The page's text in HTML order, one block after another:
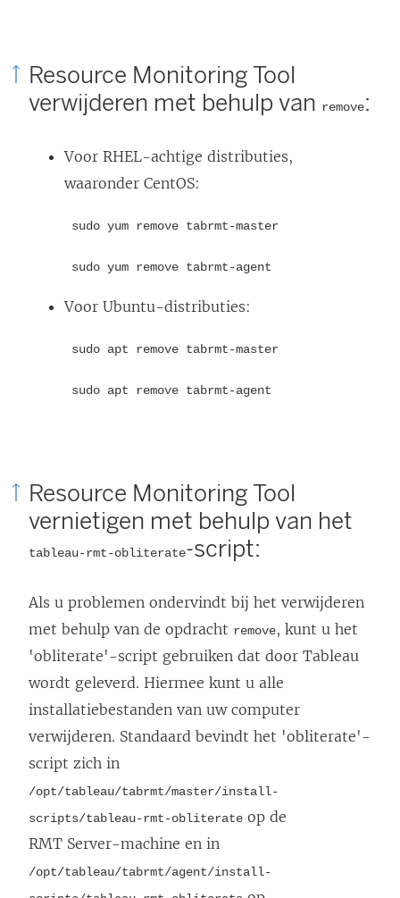
Resource Monitoring Tool
verwijderen met behulp van remove:
Voor RHEL-achtige distributies,
waaronder CentOS:
sudo yum remove tabrmt-master
sudo yum remove tabrmt-agent
Voor Ubuntu-distributies:
sudo apt remove tabrmt-master
sudo apt remove tabrmt-agent
Resource Monitoring Tool
vernietigen met behulp van het
tableau-rmt-obliterate-script:
Als u problemen ondervindt bij het verwijderen
met behulp van de opdracht remove, kunt u het
'obliterate'-script gebruiken dat door Tableau
wordt geleverd. Hiermee kunt u alle
installatiebestanden van uw computer
verwijderen. Standaard bevindt het 'obliterate'-
script zich in
/opt/tableau/tabrmt/master/install-
scripts/tableau-rmt-obliterate op de
RMT Server-machine en in
/opt/tableau/tabrmt/agent/install-